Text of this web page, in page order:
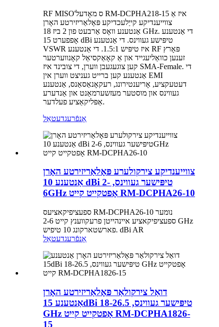
RF MISO'ס מאָדעל RM-DCPHA218-15 איז אַ
צווייענדיקע קייַלעכדיקע פּאָלאַריזירטע האָרן
אַנטענע וואָס אַרבעט פון 2 ביז 18 GHz. די אַנטענע
אָפפערט 15 dBi טיפּישע געווינס. די אַנטענע
VSWR איז טיפּיש 1.5:1. די אַנטענע RF פּאָרץ
זענען כוואַליעגייד און אַ קאָאַקסיאַל קאָנווערטער
קען צוגעגעבן ווערן, די צובינד איז SMA-Female. די
אַנטענע קען ברייט געניצט ווערן אין EMI
דעטעקציע, אָריענטירונג, רעקאָנאַסאַנס, אַנטענע
געווינס און מוסטער מעזשערמאַנט און אַנדערע
אַפּליקאַציע פעלדער.
אָנפֿרעגדעטאַל
צווייענדיקע צירקולערע פּאָלאַריזירטע האָרן
אַנטענע 10 dBi טיפּישער געווינס, 2-
6GHz אָפטקייט קייט RM-DCPHA26-10
ספעציפיקאציעס RM-DCPHA26-10 נומער
ספעציפיקאציע איינהייטן פרעקווענץ קייט 2-6 GHz
פארשטארקונג 10 טיפיש. dBi AR
אָנפֿרעגדעטאַל
דואַל צירקולאַר פּאָלאַריזירטע האָרן
אַנטענע 15dBi טיפּישער געווינס, 18-26.5
GHz אָפטקייט קייט RM-DCPHA1826-
15